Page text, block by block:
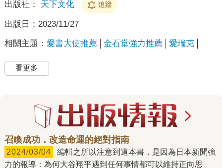
出版社： 天下文化 追蹤
出版日： 2023/11/27
相關主題： 愛書大使推薦 金石堂強力推薦 愛瑞克
看更多
召喚成功．改造命運的絕對指南
2024/03/04
力的報導：為何大谷翔平遇到任何事情都可以維持正向思